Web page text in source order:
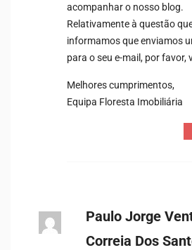
acompanhar o nosso blog.
Relativamente à questão
informamos que enviamos
para o seu e-mail, por favor,
Melhores cumprimentos,
Equipa Floresta Imobiliária
Paulo Jorge
Correia Dos